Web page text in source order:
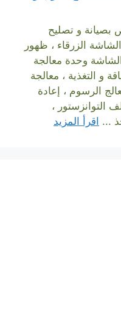
بصيانة و تصليح
الزرقاء ، ظهور
وحدة معالجة
و التغذية ، معالجة
الرسوم ، إعادة
التوانزستور ،
... اقرأ المزيد